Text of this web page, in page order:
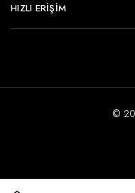
HIZLI ERİŞİM
©